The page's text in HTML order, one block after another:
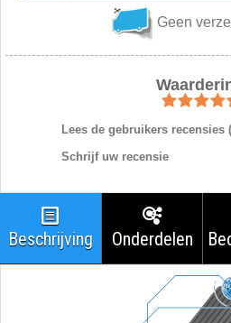
Geen
Lees de gebruikers recensies (
Schrijf uw recensie
Beschrijving Onderdelen